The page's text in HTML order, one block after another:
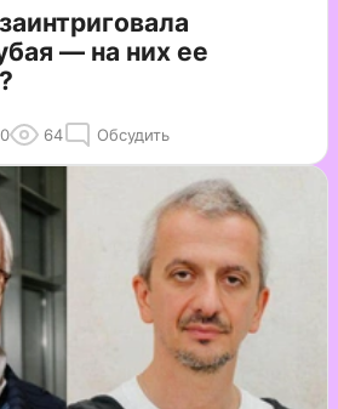
— на них ее
64 Обсудить